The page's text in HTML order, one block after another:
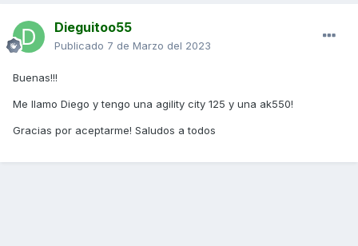
Dieguitoo55
Publicado 7 de Marzo del 2023
Buenas!!!
Me llamo Diego y tengo una agility city 125 y una ak550!
Gracias por aceptarme! Saludos a todos